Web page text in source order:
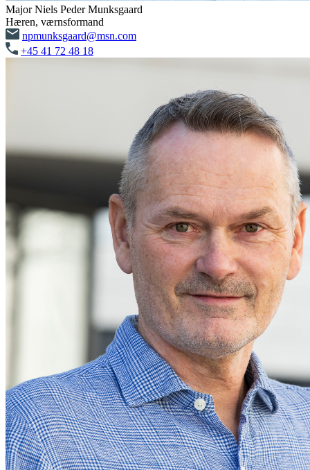
Major Niels Peder Munksgaard
Hæren, værnsformand
npmunksgaard@msn.com
+45 41 72 48 18